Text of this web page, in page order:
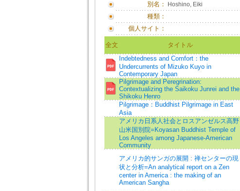
別名： Hoshino, Eiki
種類：
個人サイト：
全文 タイトル
Indebtedness and Comfort：the
Undercurrents of Mizuko Kuyo in
Contemporary Japan
Pilgrimage and Peregrination:
Contextualizing the Saikoku Junrei and the
Shikoku Henro
Pilgrimage：Buddhist Pilgrimage in East
Asia
アメリカ日系人社会とロスアンゼルス高野
山米国別院=Koyasan Buddhist Temple of
Los Angeles among Japanese-American
Community
アメリカ的サンガの展開 : 禅センターの現
状と分析=An analytical report on a Zen
center in America : the making of an
American Sangha